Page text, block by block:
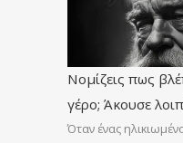
Νομίζεις πως
γέρο; Άκουσε
Όταν ένας